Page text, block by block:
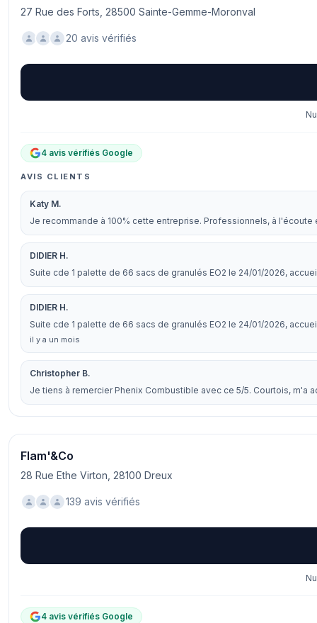
27 Rue des Forts, 28500 Sainte-Gemme-Moronval
20 avis vérifiés
4 avis vérifiés Google
AVIS CLIENTS
Katy M.
Je recommande à 100% cette entreprise. Professionnels, à
DIDIER H.
Suite cde 1 palette de 66 sacs de granulés EO2 le 24/01/2026,
DIDIER H.
Suite cde 1 palette de 66 sacs de granulés EO2 le 24/01/2026,
il y a un mois
Christopher B.
Je tiens à remercier Phenix Combustible avec ce 5/5. Courtois,
Flam'&Co
28 Rue Ethe Virton, 28100 Dreux
139 avis vérifiés
4 avis vérifiés Google